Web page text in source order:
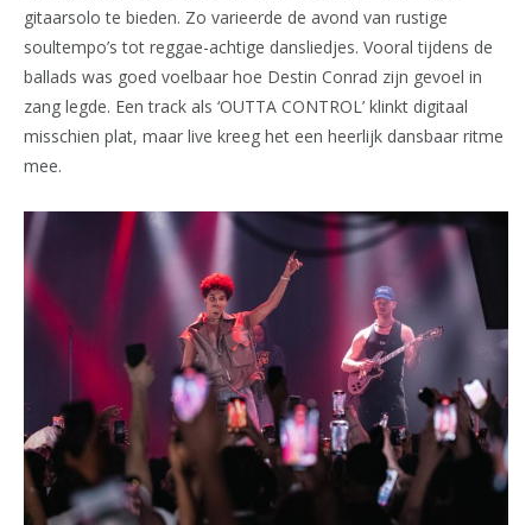
gitaarsolo te bieden. Zo varieerde de avond van rustige
soultempo’s tot reggae-achtige dansliedjes. Vooral tijdens de
ballads was goed voelbaar hoe Destin Conrad zijn gevoel in
zang legde. Een track als ‘OUTTA CONTROL’ klinkt digitaal
misschien plat, maar live kreeg het een heerlijk dansbaar ritme
mee.